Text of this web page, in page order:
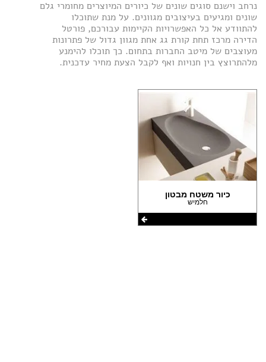
(1)
(1)
(1)
(1)
נרחב וישנם סוגים שונים של כיורים המיוצרים מחומרי גלם
שונים ומגיעים בעיצובים מגוונים. על מנת שתוכלו
להתוודע אל כל האפשרויות הקיימות עבורכם, פורטל
הדירה מרכז תחת קורת גג אחת מגוון גדול של פתרונות
מעוצבים של מיטב החברות בתחום. כך תוכלו להימנע
מלהתרוצץ בין חנויות ואף לקבל הצעת מחיר עדכנית.
כיור משטח מבטון
חלמיש
הצהרת נגישות